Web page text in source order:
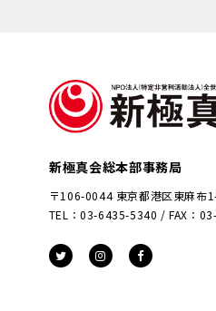
新極真会総本部事務局
〒106-0044 東京都港区東麻布
TEL：03-6435-5340 / FAX：